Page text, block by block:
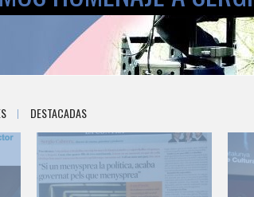
DESTACADAS